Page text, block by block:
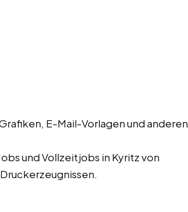
E-Mail-Vorlagen und anderen
und Vollzeitjobs in Kyritz von